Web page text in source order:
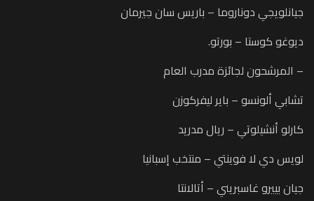
جيانلويجي دوناروما – باريس سان جيرمان
ديوغو كوستا – بورتو.
– المرشحون لجائزة مدرب العام
تشابي ألونسو – باير ليفركوزن
كارلو أنشيلوتي – ريال مدريد
لويس دي لا فوينتي – منتخب إسبانيا
جيان بييرو غاسبريني – أتالانتا